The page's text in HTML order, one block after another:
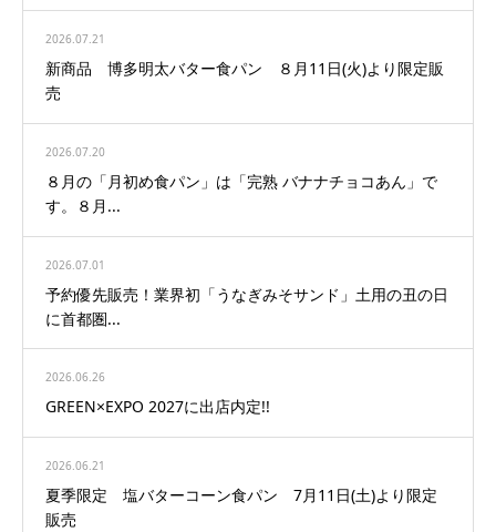
2026.07.21
新商品 博多明太バター食パン ８月11日(火)より限定販
売
2026.07.20
８月の「月初め食パン」は「完熟 バナナチョコあん」で
す。８月...
2026.07.01
予約優先販売！業界初「うなぎみそサンド」土用の丑の日
に首都圏...
2026.06.26
GREEN×EXPO 2027に出店内定!!
2026.06.21
夏季限定 塩バターコーン食パン 7月11日(土)より限定
販売